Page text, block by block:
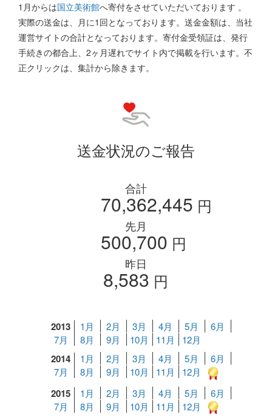
1月からは国立美術館へ寄付をさせていただいております 。
実際の送金は、月に1回となっております。送金金額は、当社
運営サイトの合計となっております。寄付金受領証は、発行
手続きの都合上、2ヶ月遅れでサイト内で掲載を行います。不
正クリックは、集計から除きます。
送金状況のご報告
合計
70,362,445 円
先月
500,700 円
昨日
8,583 円
2013 1月 2月 3月 4月 5月
6月
7月
8月 9月 10月 11月 12月
2014 1月 2月 3月 4月 5月
6月
7月
8月 9月 10月 11月 12月
2015 1月 2月 3月 4月 5月
6月
7月
8月 9月 10月 11月 12月